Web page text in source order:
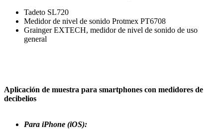
Tadeto SL720
Medidor de nivel de sonido Protmex PT6708
Grainger EXTECH, medidor de nivel de sonido de uso
general
Aplicación de muestra para smartphones con medidores de
decibelios
Para iPhone (iOS):